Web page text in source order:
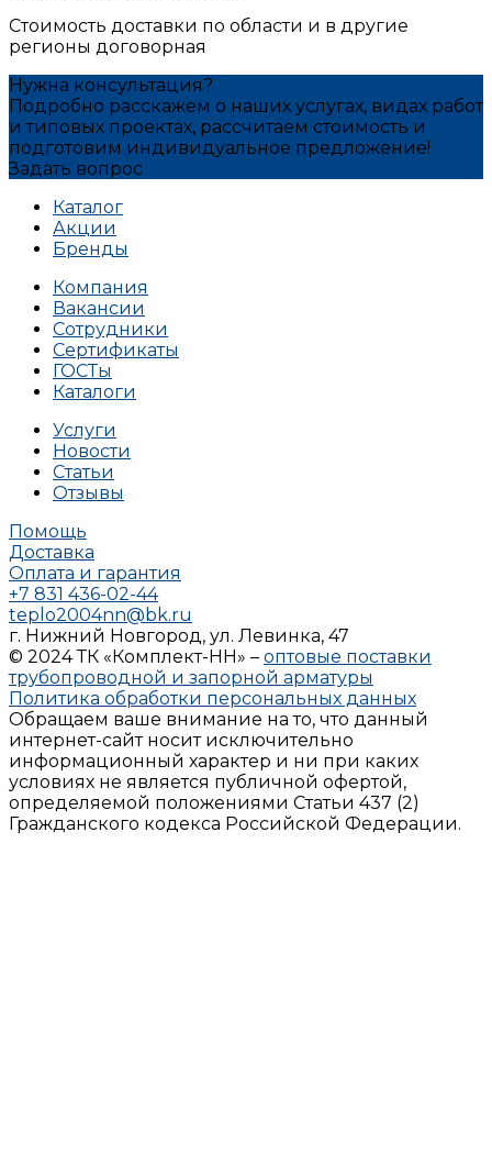
Стоимость доставки по области и в другие
регионы договорная
Нужна консультация?
Подробно расскажем о наших услугах, видах работ
и типовых проектах, рассчитаем стоимость и
подготовим индивидуальное предложение!
Задать вопрос
Каталог
Акции
Бренды
Компания
Вакансии
Сотрудники
Сертификаты
ГОСТы
Каталоги
Услуги
Новости
Статьи
Отзывы
Помощь
Доставка
Оплата и гарантия
+7 831 436-02-44
teplo2004nn@bk.ru
г. Нижний Новгород, ул. Левинка, 47
© 2024 ТК «Комплект-НН» – оптовые поставки
трубопроводной и запорной арматуры
Политика обработки персональных данных
Обращаем ваше внимание на то, что данный
интернет-сайт носит исключительно
информационный характер и ни при каких
условиях не является публичной офертой,
определяемой положениями Статьи 437 (2)
Гражданского кодекса Российской Федерации.